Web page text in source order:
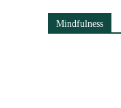
Mindfulness